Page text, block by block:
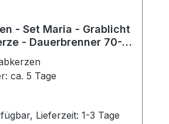
- Set Maria - Grablicht
ca. 5 Tage
Lieferzeit: 1-3 Tage